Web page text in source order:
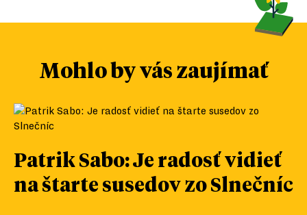
Mohlo by vás zaujímať
Patrik Sabo: Je radosť vidieť
na štarte susedov zo Slnečníc